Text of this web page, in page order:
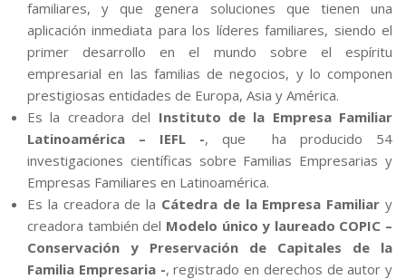
familiares, y que genera soluciones que tienen una
aplicación inmediata para los líderes familiares, siendo el
primer desarrollo en el mundo sobre el espíritu
empresarial en las familias de negocios, y lo componen
prestigiosas entidades de Europa, Asia y América.
Es la creadora del Instituto de la Empresa Familiar
Latinoamérica – IEFL -, que ha producido 54
investigaciones científicas sobre Familias Empresarias y
Empresas Familiares en Latinoamérica.
Es la creadora de la Cátedra de la Empresa Familiar y
creadora también del Modelo único y laureado COPIC –
Conservación y Preservación de Capitales de la
Familia Empresaria -, registrado en derechos de autor y